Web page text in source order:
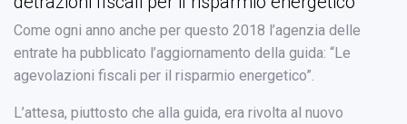
Come ogni anno anche per questo 2018 l’agenzia delle
entrate ha pubblicato l’aggiornamento della guida: “Le
agevolazioni fiscali per il risparmio energetico”.
L’attesa, piuttosto che alla guida, era rivolta al nuovo